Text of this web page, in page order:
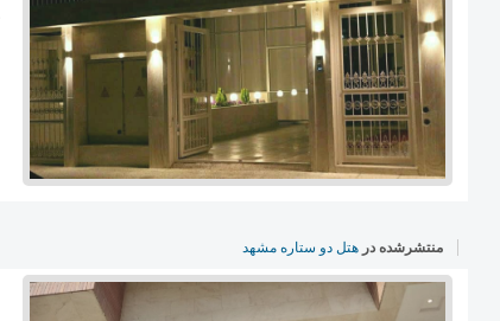
منتشرشده در هتل دو ستاره مشهد